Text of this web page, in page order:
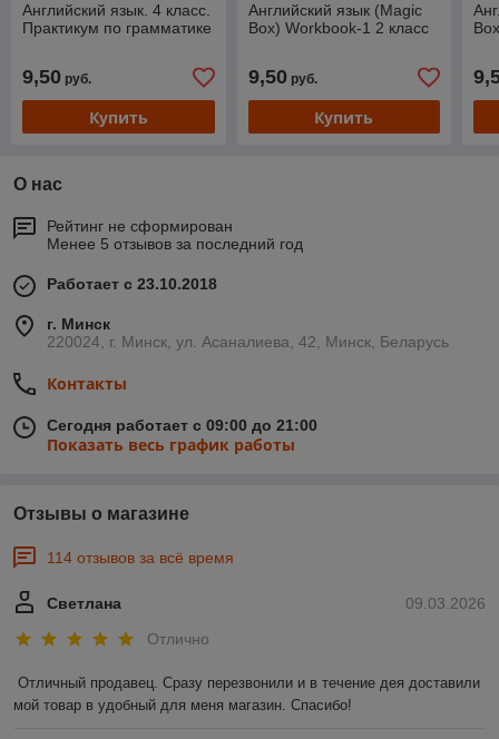
Английский язык. 4 класс.
Практикум по грамматике
9,50 руб.
Купить
Английский язык (Magic
Box) Workbook-1 2 класс
9,50руб.
Купить
О нас
Рейтинг не сформирован
Менее 5 отзывов за последний год
Работает с 23.10.2018
г. Минск
220024, г. Минск, ул. Асаналиева, 42, Минск, Беларусь
Контакты
Сегодня работает с 09:00 до 21:00
Показать весь график работы
Отзывы о магазине
114 отзывов за всё время
09.03.2026
Светлана
Отлично
Отличный продавец. Сразу перезвонили и в течение дея доставили
мой товар в удобный для меня магазин. Спасибо!